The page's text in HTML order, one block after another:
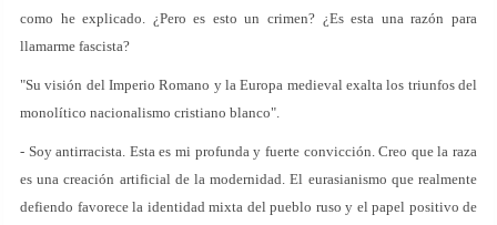
como he explicado. ¿Pero es esto un crimen? ¿Es esta una razón para
llamarme fascista?
"Su visión del Imperio Romano y la Europa medieval exalta los triunfos del
monolítico nacionalismo cristiano blanco".
- Soy antirracista. Esta es mi profunda y fuerte convicción. Creo que la raza
es una creación artificial de la modernidad. El eurasianismo que realmente
defiendo favorece la identidad mixta del pueblo ruso y el papel positivo de